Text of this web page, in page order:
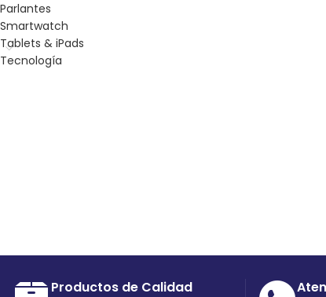
Parlantes
Smartwatch
Tablets & iPads
Tecnología
Productos de Calidad